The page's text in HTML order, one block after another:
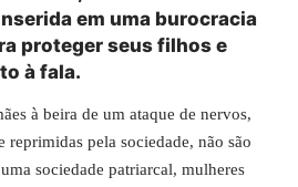
em uma burocracia
proteger seus filhos e
à fala.
à beira de um ataque de nervos,
reprimidas pela sociedade, não são
sociedade patriarcal, mulheres